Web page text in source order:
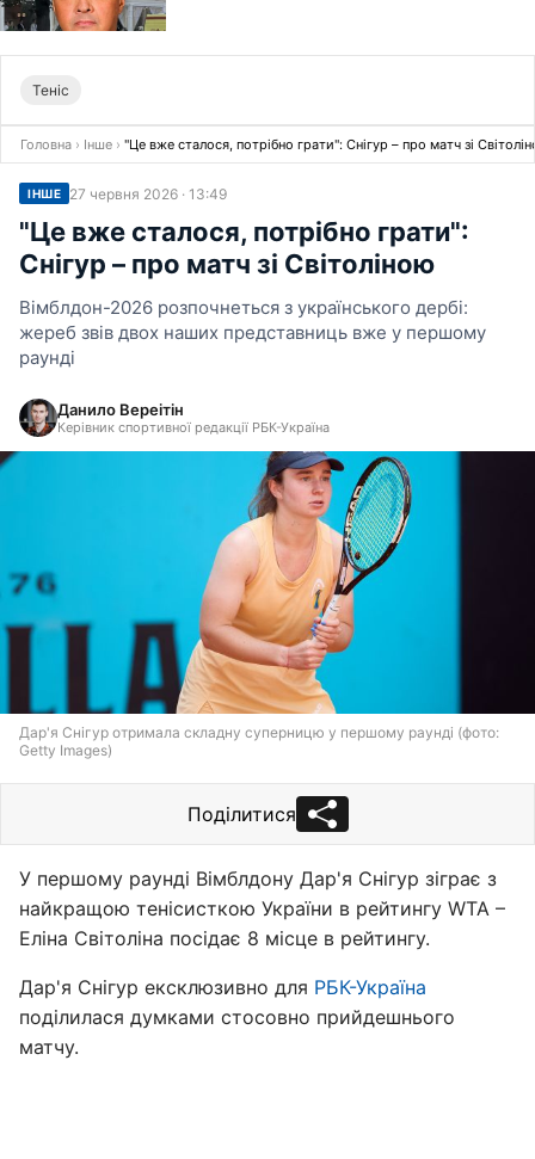
Теніс
Головна › Інше › "Це вже сталося, потрібно грати": Снігур – про матч зі
ІНШЕ 27 червня 2026 · 13:49
"Це вже сталося, потрібно грати":
Снігур – про матч зі Світоліною
Вімблдон-2026 розпочнеться з українського дербі:
жереб звів двох наших представниць вже у першому
раунді
Данило Вереітін
Керівник спортивної редакції РБК-Україна
Дар'я Снігур отримала складну суперницю у першому раунді (фото:
Getty Images)
Поділитися
У першому раунді Вімблдону Дар'я Снігур зіграє з
найкращою тенісисткою України в рейтингу WTA –
Еліна Світоліна посідає 8 місце в рейтингу.
Дар'я Снігур ексклюзивно для РБК-Україна
поділилася думками стосовно прийдешнього
матчу.